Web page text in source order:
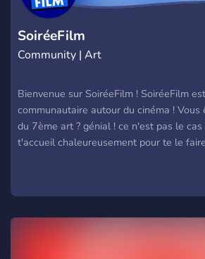
SoiréeFilm
Community | Art
Bienvenue sur SoiréeFilm ! SoiréeFilm
communautaire autour du cinéma ! Vous
du 7ème art ? génial ! ce n'est pas le cas
t'accueil chaleureusement pour te le